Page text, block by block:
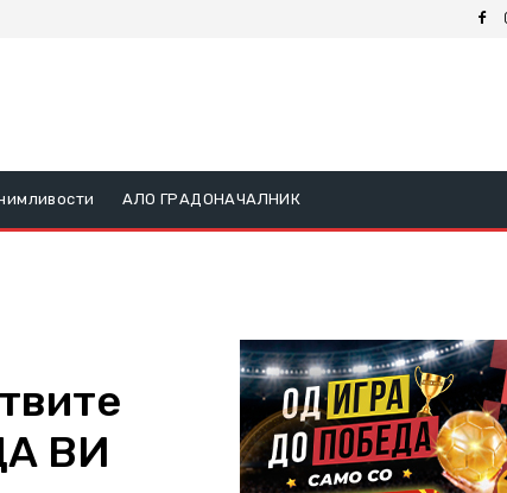
АЛО ГРАДОНАЧАЛНИК
ВИ